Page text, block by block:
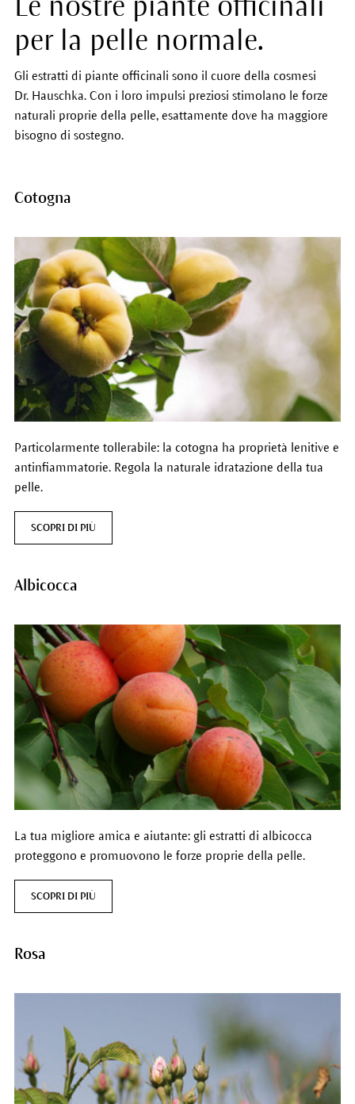
Le nostre piante officinali
per la pelle normale.
Gli estratti di piante officinali sono il cuore della cosmesi
Dr. Hauschka. Con i loro impulsi preziosi stimolano le forze
naturali proprie della pelle, esattamente dove ha maggiore
bisogno di sostegno.
Cotogna
Particolarmente tollerabile: la cotogna ha proprietà lenitive e
antinfiammatorie. Regola la naturale idratazione della tua
pelle.
SCOPRI DI PIÙ
Albicocca
La tua migliore amica e aiutante: gli estratti di albicocca
proteggono e promuovono le forze proprie della pelle.
SCOPRI DI PIÙ
Rosa